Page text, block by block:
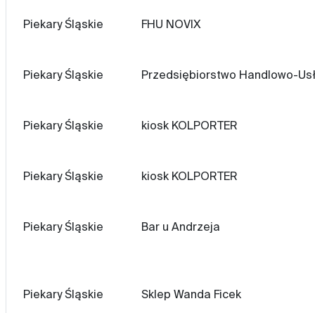
Piekary Śląskie FHU NOVIX
Piekary Śląskie Przedsiębiorstwo Handlowo-
Piekary Śląskie kiosk KOLPORTER
Piekary Śląskie kiosk KOLPORTER
Piekary Śląskie Bar u Andrzeja
Piekary Śląskie Sklep Wanda Ficek